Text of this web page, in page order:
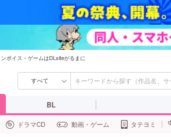
ボイス・ゲームはDLsiteがるまに
すべて
BL
ドラマCD 動画・ゲーム タテヨミ